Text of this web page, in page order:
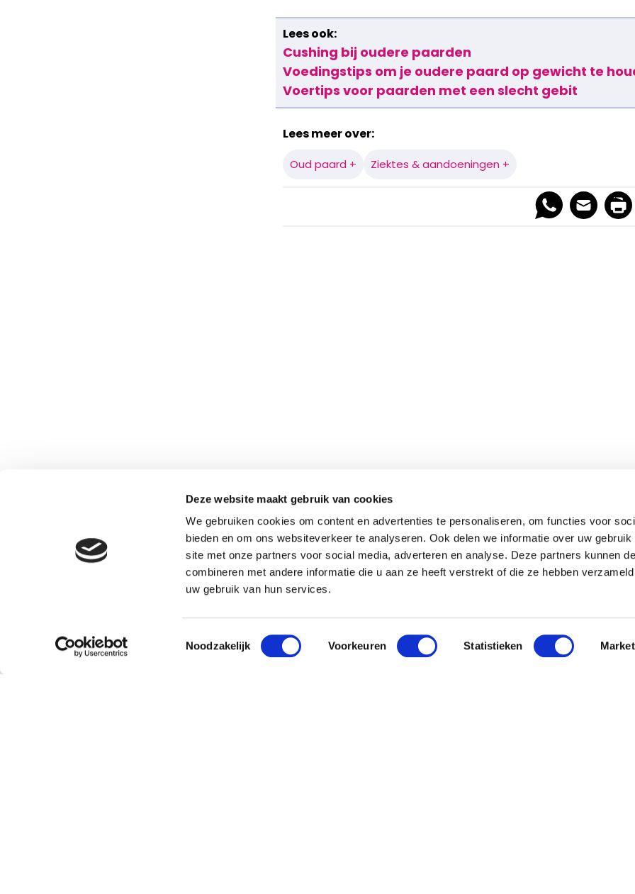
Deze website maakt gebruik van cookies
We gebruiken cookies om content en advertenties te personaliseren, om functies voor
bieden en om ons websiteverkeer te analyseren. Ook delen we informatie over uw gebruik
site met onze partners voor social media, adverteren en analyse. Deze partners kunnen
combineren met andere informatie die u aan ze heeft verstrekt of die ze hebben
uw gebruik van hun services.
Toestemmingsselectie
Noodzakelijk Voorkeuren Statistieken
Lees ook:
Cushing bij oudere paarden
Voedingstips om je oudere paard op gewicht te
Voertips voor paarden met een slecht gebit
Lees meer over:
Oud paard + Ziektes & aandoeningen +